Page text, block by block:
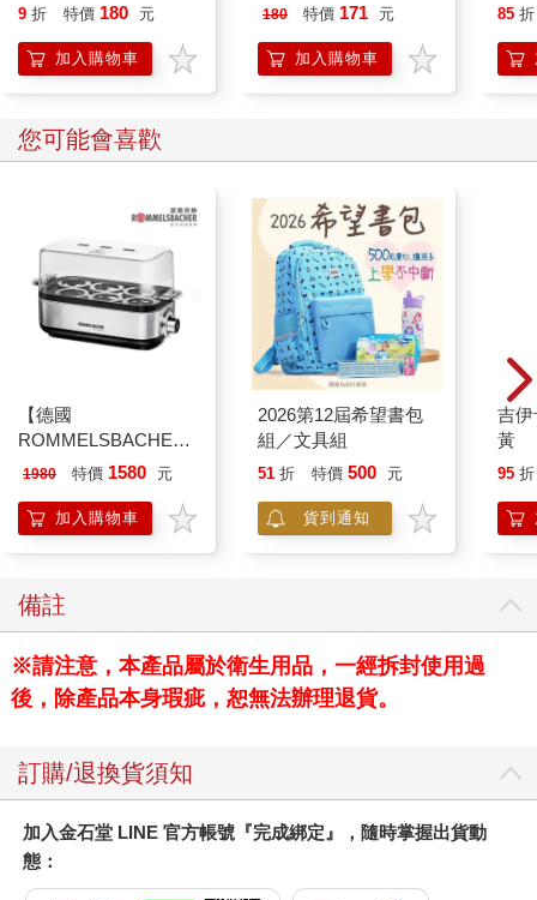
9 折 特價 180 元
加入購物車
180 特價 171 元
加入購物車
85 折
您可能會喜歡
【德國
ROMMELSBACHE諾
曼百赫】多功能煮蛋
ER600/ER-600
1980 特價 1580 元
加入購物車
2026第12屆希望書包
組／文具組
51 折 特價 500 元
貨到通知
吉
黃
95 折
備註
※請注意，本產品屬於衛生用品，一經拆封使用過
後，除產品本身瑕疵，恕無法辦理退貨。
訂購/退換貨須知
加入金石堂 LINE 官方帳號『完成綁定』，隨時掌握出貨動
態：